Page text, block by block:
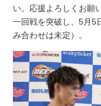
い。応援よろしくお願
一回戦を突破し、5月5
み合わせは未定）。